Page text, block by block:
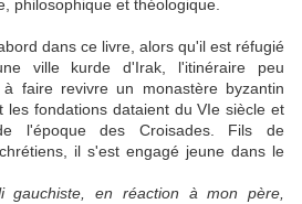
philosophique et théologique.
dans ce livre, alors qu'il est réfugié
ville kurde d'Irak, l'itinéraire peu
faire revivre un monastère byzantin
les fondations dataient du VIe siècle et
l'époque des Croisades. Fils de
il s'est engagé jeune dans le
en réaction à mon père,